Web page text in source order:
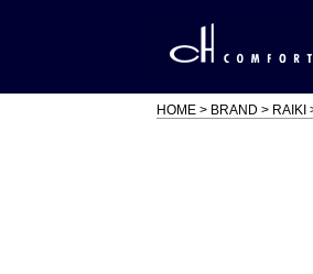
HOME BRAND RAIKI